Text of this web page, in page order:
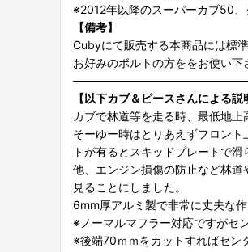
※2012年以降のスーパーカブ50
【備考】
Cubyにて販売する本商品には標
お好みのボルトの方ををお使い下
【以下カブ＆ピースさんによる説
カブで林道等を走る時、最低地上
そーゆー時はとりあえずフロン
トが有るとスキッドプレートで滑
他、エンジン損傷の防止など林
見ることにしました。
6mm厚アルミ製で非常に丈夫な
※ノーマルマフラー対応ですがセ
※後端70ｍｍをカットすればセン